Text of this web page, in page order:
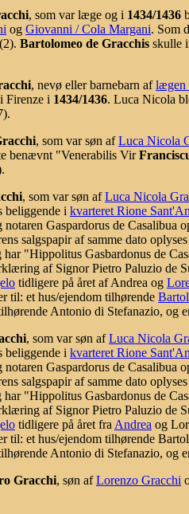
, som var læge og i 1434/1436
og Giovanni / Cola Margani. Som
(2). Bartolomeo de Gracchis skulle
, nevø eller barnebarn aflægen
Firenze i 1434/1436. Luca Nicola
, som var søn afLuca Nicola
benævnt "Venerabilis Vir
, som var søn afLuca Nicola
beliggende i kvarteret Rione
notaren Gaspardorus de Casalibua
salgspapir af samme dato
har "Hippolitus Gasbardonus de
af Signor Pietro Paluzio de
tidligere på året af Andrea og
til: et hus/ejendom tilhørende
Antonio di Stefanazio, og
, som var søn afLuca Nicola
beliggende i kvarteret Rione
notaren Gaspardorus de Casalibua
salgspapir af samme dato
har "Hippolitus Gasbardonus de
af Signor Pietro Paluzio de
tidligere på året fra Andrea og
til: et hus/ejendom tilhørende
Antonio di Stefanazio, og
Gracchi, søn afLorenzo Gracchi